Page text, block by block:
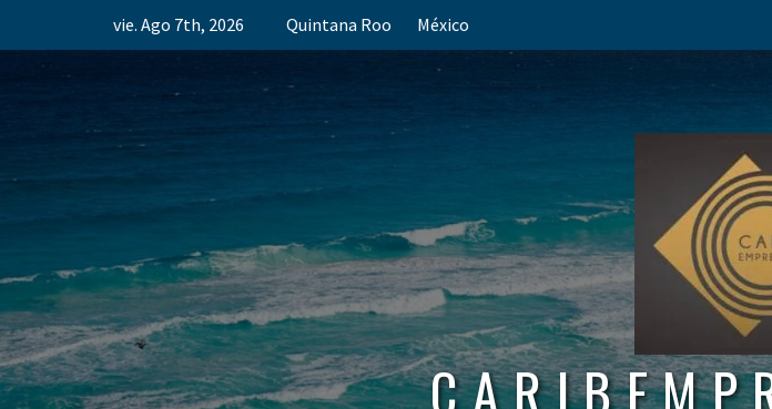
vie. Ago 7th, 2026 Quintana Roo México